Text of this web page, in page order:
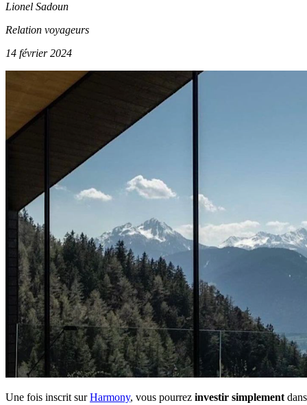
Lionel Sadoun
Relation voyageurs
14 février 2024
Une fois inscrit surHarmony, vous pourrez investir simplement